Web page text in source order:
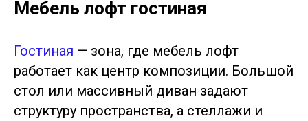
Мебель лофт гостиная
Гостиная — зона, где мебель лофт
работает как центр композиции. Большой
стол или массивный диван задают
структуру пространства, а стеллажи и